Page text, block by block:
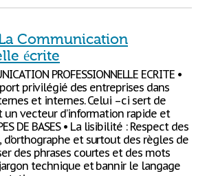
Communication
écrite
PROFESSIONNELLE ECRITE •
privilégié des entreprises dans
et internes. Celui –ci sert de
un vecteur d’information rapide et
DE BASES • La lisibilité : Respect des
d’orthographe et surtout des règles de
des phrases courtes et des mots
technique et bannir le langage